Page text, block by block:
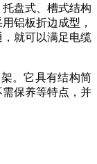
盘式、槽式结构
铝板折边成型，
就可以满足电缆
。它具有结构简
保养等特点，并